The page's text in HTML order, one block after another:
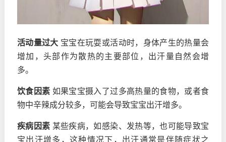
活动量过大 宝宝在玩耍或活动时，身体产生的热量会
增加，头部作为散热的主要部位，出汗量自然会增
多。
饮食因素 如果宝宝摄入了过多高热量的食物，或者食
物中辛辣成分较多，可能会导致宝宝出汗增多。
疾病因素 某些疾病，如感染、发热等，也可能导致宝
宝出汗增多，这种情况下，出汗通常是伴随症状之